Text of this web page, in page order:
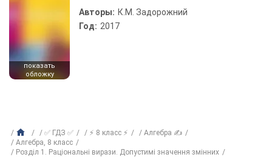
показать
обложку
Авторы: К.М. Задорожний
Год: 2017
✅ ГДЗ ✅ ⚡ 8 класс ⚡
Алгебра ✍
Алгебра, 8 класс
Розділ 1. Раціональні вирази. Допустимі значення змінних